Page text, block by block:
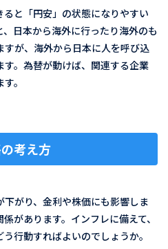
と「円安」の状態になりやすい
日本から海外に行ったり海外のも
が、海外から日本に人を呼び込
。為替が動けば、関連する企業
。
考え方
がり、金利や株価にも影響しま
があります。インフレに備えて、
行動すればよいのでしょうか。